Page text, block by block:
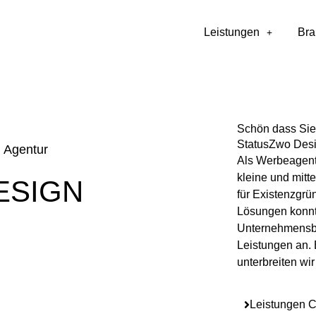
Leistungen
Agentur
Schön dass
StatusZwo
Als
kleine und
für
Lösungen
Leistungen
unterbreiten
Leistungen